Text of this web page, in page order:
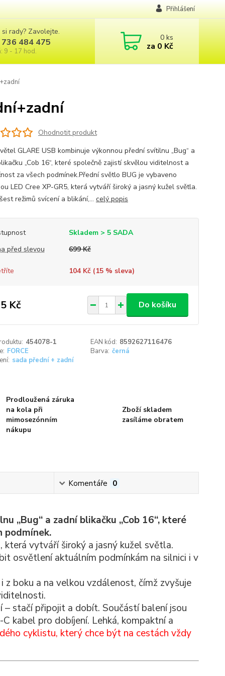
Přihlášení
rady? Zavolejte.
484 475
9 - 17 hod.
0ks
za 0 Kč
Ohodnotit produkt
GLARE USB kombinuje výkonnou přední svítilnu „Bug“ a
„Cob 16“, které společně zajistí skvělou viditelnost a
za všech podmínek.Přední světlo BUG je vybaveno
LED Cree XP-GR5, která vytváří široký a jasný kužel světla.
režimů svícení a blikání,... celý popis
Skladem > 5 SADA
před slevou
699 Kč
104 Kč (15% sleva)
Kč Do košíku
454078-1 EAN kód: 8592627116476
FORCE Barva: černá
sada přední + zadní
Prodloužená záruka
na kola při
mimosezónním
nákupu
Zboží skladem
zasíláme obratem
Komentáře 0
„Bug“ a zadní blikačku „Cob 16“, které
podmínek.
vytváří široký a jasný kužel světla.
osvětlení aktuálním podmínkám na silnici i v
boku a na velkou vzdálenost, čímž zvyšuje
stačí připojit a dobít. Součástí balení jsou
kabel pro dobíjení. Lehká, kompaktní a
cyklistu, který chce být na cestách vždy